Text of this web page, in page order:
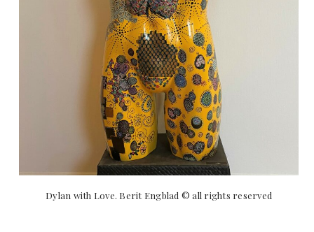
Dylan with Love. Berit Engblad © all rights reserved